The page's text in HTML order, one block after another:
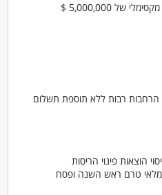
של 5,000,000 $
הרחבות רבות ללא תוספת תשלום
הוצאות פינוי הריסות